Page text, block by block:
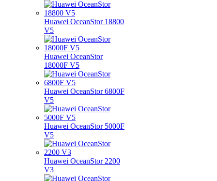
Huawei OceanStor 18800
V5
Huawei OceanStor
18000F V5
Huawei OceanStor 6800F
V5
Huawei OceanStor 5000F
V5
Huawei OceanStor 2200
V3